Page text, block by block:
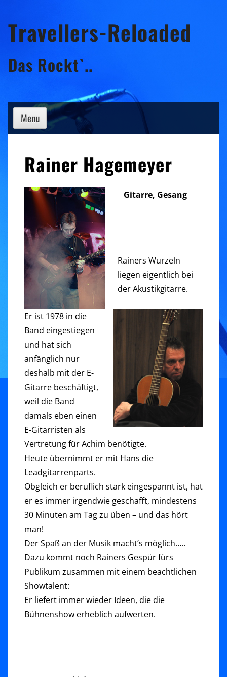
to
content
Travellers-Reloaded
Das Rockt`..
Menu
Rainer Hagemeyer
Gitarre, Gesang
Rainers Wurzeln
liegen eigentlich bei
der Akustikgitarre.
Er ist 1978 in die
Band eingestiegen
und hat sich
anfänglich nur
deshalb mit der E-
Gitarre beschäftigt,
weil die Band
damals eben einen
E-Gitarristen als
Vertretung für Achim benötigte.
Heute übernimmt er mit Hans die
Leadgitarrenparts.
Obgleich er beruflich stark eingespannt ist, hat
er es immer irgendwie geschafft, mindestens
30 Minuten am Tag zu üben – und das hört
man!
Der Spaß an der Musik macht’s möglich…..
Dazu kommt noch Rainers Gespür fürs
Publikum zusammen mit einem beachtlichen
Showtalent:
Er liefert immer wieder Ideen, die die
Bühnenshow erheblich aufwerten.